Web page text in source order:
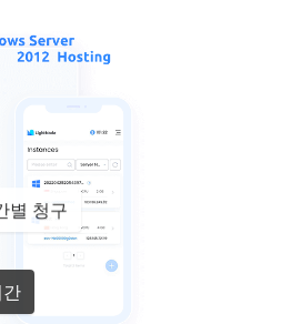
별 청구